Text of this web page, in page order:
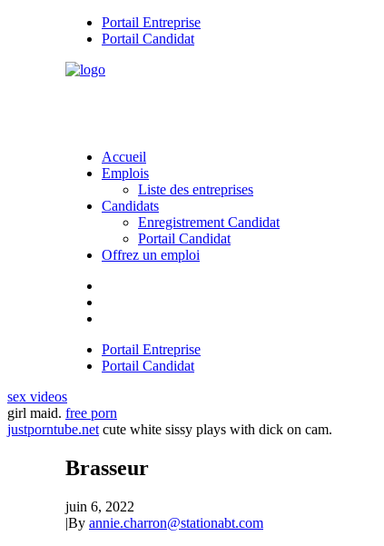
Portail Entreprise
Portail Candidat
Accueil
Emplois
Liste des entreprises
Candidats
Enregistrement Candidat
Portail Candidat
Offrez un emploi
Portail Entreprise
Portail Candidat
sex videos
girl maid. free porn
justporntube.net cute white sissy plays with dick on cam.
Brasseur
juin 6, 2022
|By annie.charron@stationabt.com